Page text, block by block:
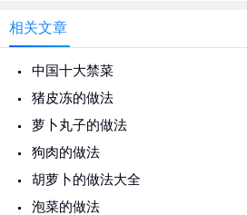
相关文章
中国十大禁菜
猪皮冻的做法
萝卜丸子的做法
狗肉的做法
胡萝卜的做法大全
泡菜的做法